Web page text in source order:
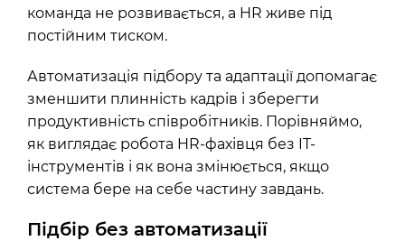
команда не розвивається, а HR живе під
постійним тиском.
Автоматизація підбору та адаптації допомагає
зменшити плинність кадрів і зберегти
продуктивність співробітників. Порівняймо,
як виглядає робота HR-фахівця без IT-
інструментів і як вона змінюється, якщо
система бере на себе частину завдань.
Підбір без автоматизації